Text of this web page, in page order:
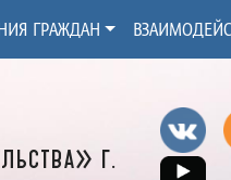
г.
ГРАЖДАН